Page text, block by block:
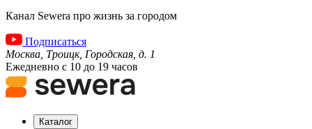
Канал Sewera про жизнь за городом
Подписаться
Москва, Троицк, Городская, д. 1
Ежедневно с 10 до 19 часов
Каталог